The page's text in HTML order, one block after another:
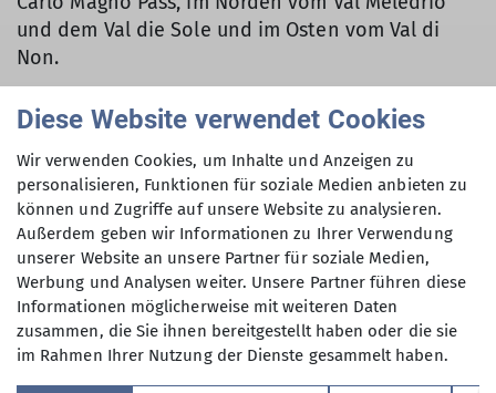
und dem Val die Sole und im Osten vom Val di
Non.
Vom 5. bis 8. August waren 4 Gruppen der
Bergsteigerabteilung in der Brenta (Italien)
unterwegs. Mit dem voll besetzten Reisebus von
Storz ging es am 5. August um 5 Uhr los und gegen
Mittag erreichten wir den Abgangspunkt in
Madonna di Campiglio. Die Gruppen 1 bis 3
nahmen alle die Groste-Seilbahn zur Bergstation
und starteten von dort ihre Touren in die Brenta.
Die Gruppe 4 startete mit der benachbarten
Seilbahn in die gegenüberliegenden Berge der
Presanella. Alle Gruppen erlebten 4 Tage lang die
Diese Website verwendet Cookies
Wir verwenden Cookies, um Inhalte und Anzeigen zu
personalisieren, Funktionen für soziale Medien anbieten zu
können und Zugriffe auf unsere Website zu analysieren.
Außerdem geben wir Informationen zu Ihrer Verwendung
unserer Website an unsere Partner für soziale Medien,
Werbung und Analysen weiter. Unsere Partner führen diese
Informationen möglicherweise mit weiteren Daten
zusammen, die Sie ihnen bereitgestellt haben oder die sie
im Rahmen Ihrer Nutzung der Dienste gesammelt haben.